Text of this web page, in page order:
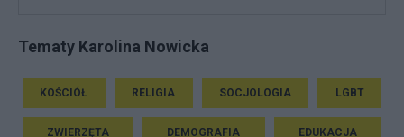
Tematy Karolina Nowicka
KOŚCIÓŁ RELIGIA SOCJOLOGIA LGBT
ZWIERZĘTA DEMOGRAFIA EDUKACJA